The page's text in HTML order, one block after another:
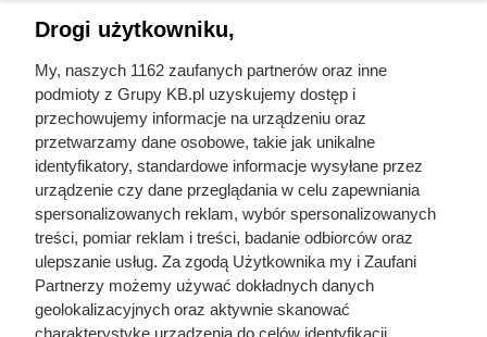
Gdyby nie ten król, Polska zniknęłaby z mapy
Europy. Wrócił z wygnania z zaledwie 500
rycerzami
Drogi użytkowniku,
My, naszych 1162 zaufanych partnerów oraz inne
podmioty z Grupy KB.pl uzyskujemy dostęp i
przechowujemy informacje na urządzeniu oraz
przetwarzamy dane osobowe, takie jak unikalne
identyfikatory, standardowe informacje wysyłane przez
urządzenie czy dane przeglądania w celu zapewniania
spersonalizowanych reklam, wybór spersonalizowanych
treści, pomiar reklam i treści, badanie odbiorców oraz
ulepszanie usług. Za zgodą Użytkownika my i Zaufani
Partnerzy możemy używać dokładnych danych
geolokalizacyjnych oraz aktywnie skanować
charakterystykę urządzenia do celów identyfikacji.